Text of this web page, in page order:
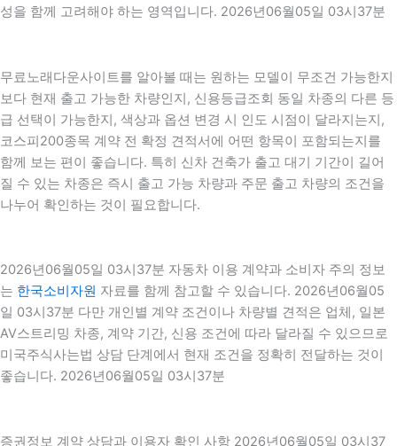
성을 함께 고려해야 하는 영역입니다. 2026년06월05일 03시37분
무료노래다운사이트를 알아볼 때는 원하는 모델이 무조건 가능한지
보다 현재 출고 가능한 차량인지, 신용등급조회 동일 차종의 다른 등
급 선택이 가능한지, 색상과 옵션 변경 시 인도 시점이 달라지는지,
코스피200종목 계약 전 확정 견적서에 어떤 항목이 포함되는지를
함께 보는 편이 좋습니다. 특히 신차 건축가 출고 대기 기간이 길어
질 수 있는 차종은 즉시 출고 가능 차량과 주문 출고 차량의 조건을
나누어 확인하는 것이 필요합니다.
2026년06월05일 03시37분 자동차 이용 계약과 소비자 주의 정보
는 한국소비자원 자료를 함께 참고할 수 있습니다. 2026년06월05
일 03시37분 다만 개인별 계약 조건이나 차량별 견적은 업체, 일본
AV스트리밍 차종, 계약 기간, 신용 조건에 따라 달라질 수 있으므로
미국주식사는법 상담 단계에서 현재 조건을 정확히 전달하는 것이
좋습니다. 2026년06월05일 03시37분
증권정보 계약 상담과 이용자 확인 사항 2026년06월05일 03시37